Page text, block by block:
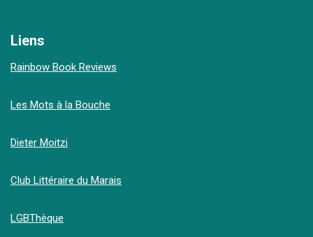
Liens
Rainbow Book Reviews
Les Mots à la Bouche
Dieter Moitzi
Club Littéraire du Marais
LGBThèque